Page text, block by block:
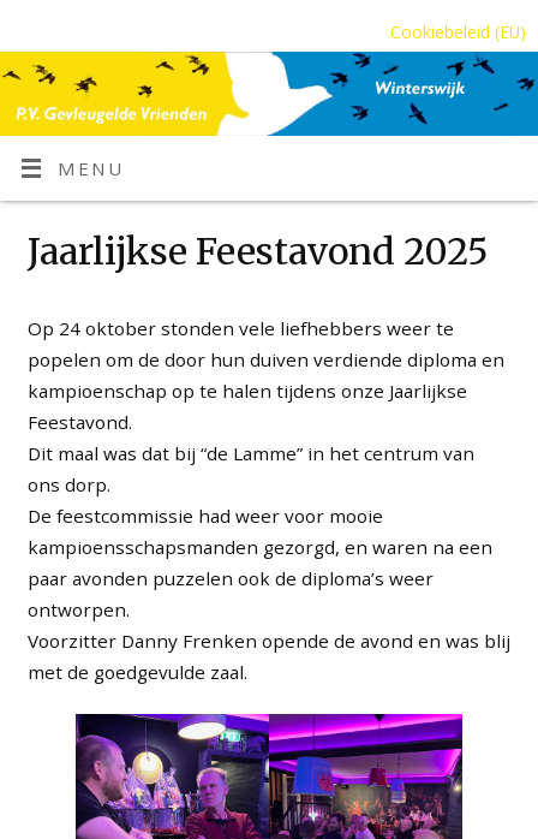
Cookiebeleid (EU)
MENU
Jaarlijkse Feestavond 2025
Op 24 oktober stonden vele liefhebbers weer te
popelen om de door hun duiven verdiende diploma en
kampioenschap op te halen tijdens onze Jaarlijkse
Feestavond.
Dit maal was dat bij “de Lamme” in het centrum van
ons dorp.
De feestcommissie had weer voor mooie
kampioensschapsmanden gezorgd, en waren na een
paar avonden puzzelen ook de diploma’s weer
ontworpen.
Voorzitter Danny Frenken opende de avond en was blij
met de goedgevulde zaal.